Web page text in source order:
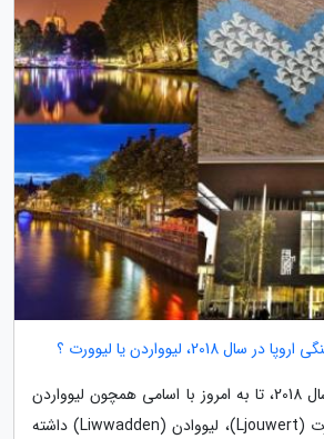
2018، لیوواردن یا لیوورت ؟
مرکز فرهنگی اروپا در سال 2018، تا به امروز با اسامی همچون لیوواردن
(Leeuwarden)، لیوورت (Ljouwert)، لیووادن (Liwwadden) داشته